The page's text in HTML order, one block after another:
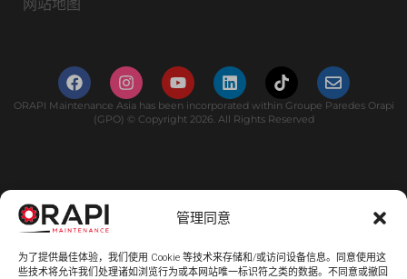
管理同意
为了提供最佳体验，我们使用 Cookie 等技术来存储和/或访问设备信息。同意使用这
些技术将允许我们处理诸如浏览行为或本网站唯一标识符之类的数据。不同意或撤回
网站地图
ORAPI Maintenance Asia has been incorporated within Groupe Paredes Orapi
(GPO) © Copyright 2026. All Rights Reserved